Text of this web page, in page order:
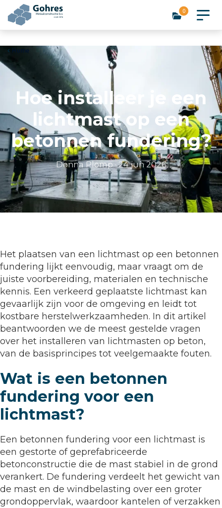
0
Home
Hoe installeer je een
lichtmast op een
betonnen fundering?
Donna Plomp·24 jun 2026
Het plaatsen van een lichtmast op een betonnen
fundering lijkt eenvoudig, maar vraagt om de
juiste voorbereiding, materialen en technische
kennis. Een verkeerd geplaatste lichtmast kan
gevaarlijk zijn voor de omgeving en leidt tot
kostbare herstelwerkzaamheden. In dit artikel
beantwoorden we de meest gestelde vragen
over het installeren van lichtmasten op beton,
van de basisprincipes tot veelgemaakte fouten.
Wat is een betonnen
fundering voor een
lichtmast?
Een betonnen fundering voor een lichtmast is
een gestorte of geprefabriceerde
betonconstructie die de mast stabiel in de grond
verankert. De fundering verdeelt het gewicht van
de mast en de windbelasting over een groter
grondoppervlak, waardoor kantelen of verzakken